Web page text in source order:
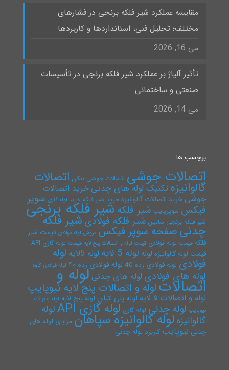
مقایسه عملکرد شیر فلکه برنجی در فشارهای
مختلف؛ تحلیل فنی، استانداردها و کاربردها
می 16, 2026
تأثیر آلیاژ بر عملکرد شیر فلکه برنجی در تأسیسات
صنعتی و ساختمانی
می 14, 2026
برچسب ها
اتصالات جوشی اتصالات جوشی بنکن اتصالات
گالوانیزهتکنیک لوله های چدنیخرید اتصالات
جوشیخرید اتصالات گالوانیزه خرید شیر فلکه خرید لوله گازی سوپر
فیکس سوپرپایپ شیر فلکه شیر فلکه برنجی
شیر فلکه برنجی سامین شیر فلکه فولادی شیر فلکه
چدنیصفحه سوپر فیکس فروش لوله فولادی قیمت شیر
فلکه قیمت لوله فولادی قیمت لوله و اتصالات پنج لایه قیمت لوله گازی API
قیمت لوله گالوانیزه لوله لوله 5 لایه لوله 5لایه لوله
فولادی لوله فولادی رده 40 لوله فولادی رده ۴۰ لوله فولادی کاوه
لوله های فولادی لوله های چدنی لوله و اتصالاتلوله و اتصالات پنج لایه نیوپایپ
لوله و اتصالات ۵ لایه لوله پلی اتیلن لوله پنج لایه لوله پنج لایه
نیوپایپ لوله چدنی لوله گازی لوله گازی API لوله
گالوانیزه لوله گالوانیزه سپاهان مزایای لوله های
چدنی نیوپایپ کاربرد لوله چدنی